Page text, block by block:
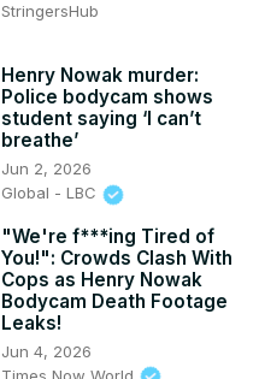
StringersHub
Henry Nowak murder:
Police bodycam shows
student saying ‘I can’t
breathe’
Jun 2, 2026
Global - LBC
"We're f***ing Tired of
You!": Crowds Clash With
Cops as Henry Nowak
Bodycam Death Footage
Leaks!
Jun 4, 2026
Times Now World